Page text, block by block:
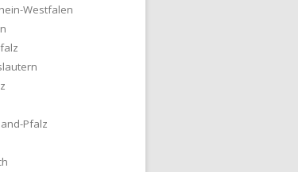
Westfalen
Pfalz